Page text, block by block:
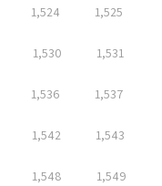
1,524 1,525
1,530 1,531
1,536 1,537
1,542 1,543
1,548 1,549